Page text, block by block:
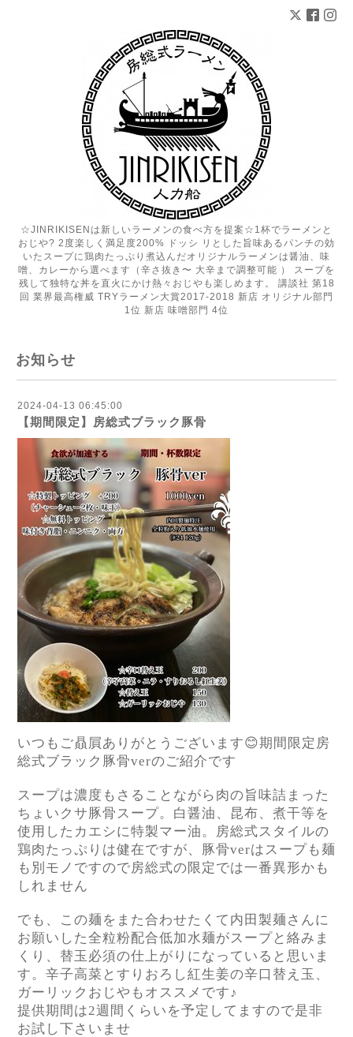
☆JINRIKISENは新しいラーメンの食べ方を提案☆1杯でラーメンと
おじや? 2度楽しく満足度200% ドッシ リとした旨味あるパンチの効
いたスープに鶏肉たっぷり煮込んだオリジナルラーメンは醤油、味
噌、カレーから選べます（辛さ抜き〜 大辛まで調整可能 ） スープを
残して独特な丼を直火にかけ熱々おじやも楽しめます。 講談社 第18
回 業界最高権威 TRYラーメン大賞2017-2018 新店 オリジナル部門
1位 新店 味噌部門 4位
お知らせ
2024-04-13 06:45:00
【期間限定】房総式ブラック豚骨
いつもご贔屓ありがとうございます😊期間限定房
総式ブラック豚骨verのご紹介です
スープは濃度もさることながら肉の旨味詰まった
ちょいクサ豚骨スープ。白醤油、昆布、煮干等を
使用したカエシに特製マー油。房総式スタイルの
鶏肉たっぷりは健在ですが、豚骨verはスープも麺
も別モノですので房総式の限定では一番異形かも
しれません
でも、この麺をまた合わせたくて内田製麺さんに
お願いした全粒粉配合低加水麺がスープと絡みま
くり、 替玉必須の仕上がりになっていると思いま
す。辛子高菜とすりおろし紅生姜の辛口替え玉、
ガーリックおじやもオススメです♪
提供期間は2週間くらいを予定してますので是非
お試し下さいませ